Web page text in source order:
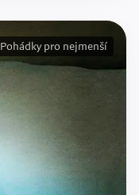
Pohádky pro nejmenší